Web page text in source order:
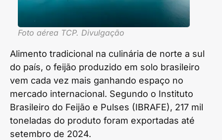
Foto aérea TCP. Divulgação
Alimento tradicional na culinária de norte a sul
do país, o feijão produzido em solo brasileiro
vem cada vez mais ganhando espaço no
mercado internacional. Segundo o Instituto
Brasileiro do Feijão e Pulses (IBRAFE), 217 mil
toneladas do produto foram exportadas até
setembro de 2024.